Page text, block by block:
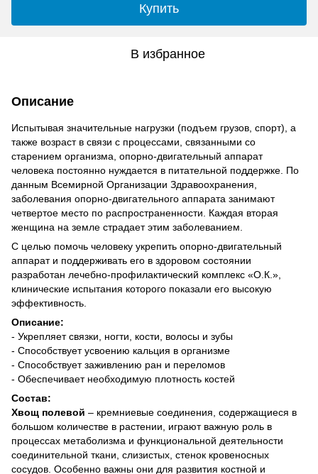
Купить
В избранное
Описание
Испытывая значительные нагрузки (подъем грузов, спорт), а
также возраст в связи с процессами, связанными со
старением организма, опорно-двигательный аппарат
человека постоянно нуждается в питательной поддержке. По
данным Всемирной Организации Здравоохранения,
заболевания опорно-двигательного аппарата занимают
четвертое место по распространенности. Каждая вторая
женщина на земле страдает этим заболеванием.
С целью помочь человеку укрепить опорно-двигательный
аппарат и поддерживать его в здоровом состоянии
разработан лечебно-профилактический комплекс «О.К.»,
клинические испытания которого показали его высокую
эффективность.
Описание:
- Укрепляет связки, ногти, кости, волосы и зубы
- Способствует усвоению кальция в организме
- Способствует заживлению ран и переломов
- Обеспечивает необходимую плотность костей
Состав:
Хвощ полевой – кремниевые соединения, содержащиеся в
большом количестве в растении, играют важную роль в
процессах метаболизма и функциональной деятельности
соединительной ткани, слизистых, стенок кровеносных
сосудов. Особенно важны они для развития костной и